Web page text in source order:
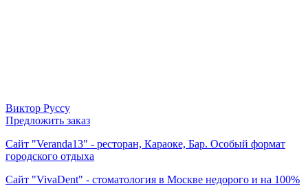
Виктор Руссу
Предложить заказ
Сайт "Veranda13" - ресторан, Караоке, Бар. Особый формат
городского отдыха
Сайт "VivaDent" - cтоматология в Москве недорого и на 100%